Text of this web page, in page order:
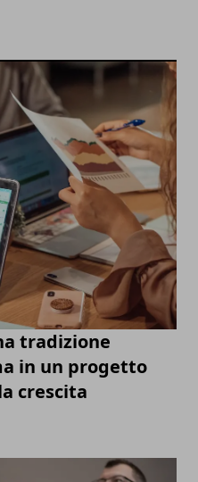
tradizione
in un progetto
crescita